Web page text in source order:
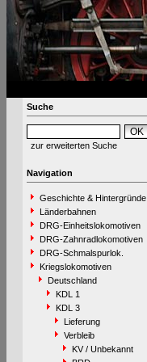
Suche
zur erweiterten Suche
Navigation
Geschichte & Hintergründe
Länderbahnen
DRG-Einheitslokomotiven
DRG-Zahnradlokomotiven
DRG-Schmalspurlok.
Kriegslokomotiven
Deutschland
KDL 1
KDL 3
Lieferung
Verbleib
KV / Unbekannt